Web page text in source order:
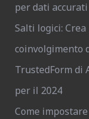
per dati accurati
Salti logici:
coinvolgimento
TrustedForm di
per il 2024
Come